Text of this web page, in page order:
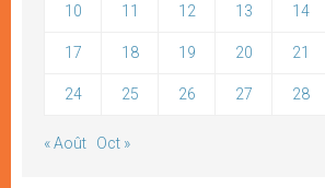
10 11 12 13 14
17 18 19 20 21
24 25 26 27 28
« Août Oct »